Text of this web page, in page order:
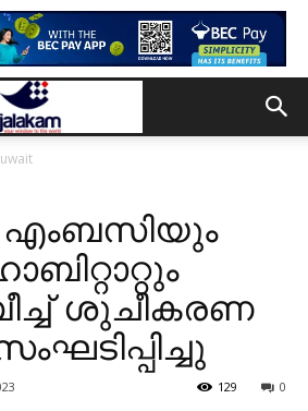
ശുചീകരണ
0
129